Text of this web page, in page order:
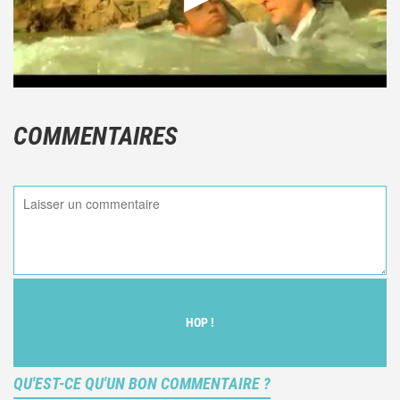
COMMENTAIRES
HOP !
QU'EST-CE QU'UN BON COMMENTAIRE ?